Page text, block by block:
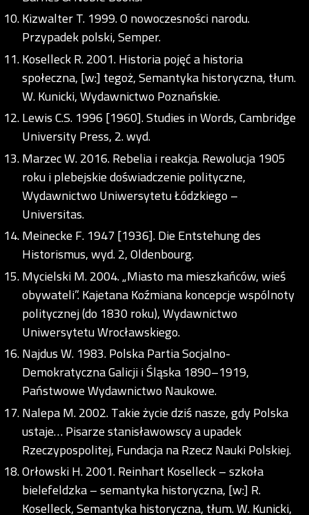
Kizwalter T. 1999. O nowoczesności narodu.
Przypadek polski, Semper.
Koselleck R. 2001. Historia pojęć a historia
społeczna, [w:] tegoż, Semantyka historyczna, tłum.
W. Kunicki, Wydawnictwo Poznańskie.
Lewis C.S. 1996 [1960]. Studies in Words, Cambridge
University Press, 2. wyd.
Marzec W. 2016. Rebelia i reakcja. Rewolucja 1905
roku i plebejskie doświadczenie polityczne,
Wydawnictwo Uniwersytetu Łódzkiego –
Universitas.
Meinecke F. 1947 [1936]. Die Entstehung des
Historismus, wyd. 2, Oldenbourg.
Mycielski M. 2004. „Miasto ma mieszkańców, wieś
obywateli”. Kajetana Koźmiana koncepcje wspólnoty
politycznej (do 1830 roku), Wydawnictwo
Uniwersytetu Wrocławskiego.
Najdus W. 1983. Polska Partia Socjalno-
Demokratyczna Galicji i Śląska 1890–1919,
Państwowe Wydawnictwo Naukowe.
Nalepa M. 2002. Takie życie dziś nasze, gdy Polska
ustaje… Pisarze stanisławowscy a upadek
Rzeczypospolitej, Fundacja na Rzecz Nauki Polskiej.
Orłowski H. 2001. Reinhart Koselleck – szkoła
bielefeldzka – semantyka historyczna, [w:] R.
Koselleck, Semantyka historyczna, tłum. W. Kunicki,